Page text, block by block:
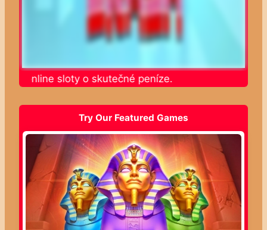
online sloty o skutečné peníze.
Try Our Featured Games